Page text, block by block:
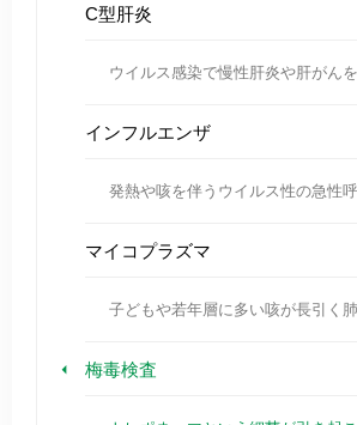
C型肝炎
ウイルス感染で慢性肝炎や肝がん
インフルエンザ
発熱や咳を伴うウイルス性の急性
マイコプラズマ
子どもや若年層に多い咳が長引く
梅毒検査